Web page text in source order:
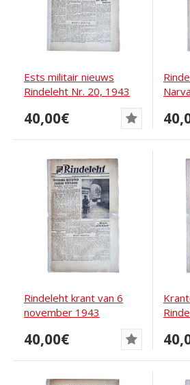
Ests militair nieuws
Rindeleht Nr. 20, 1943
40,00€
Rindeleht krant van 6
november 1943
40,00€